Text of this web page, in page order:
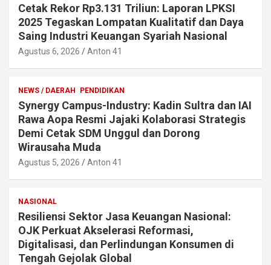
Cetak Rekor Rp3.131 Triliun: Laporan LPKSI
2025 Tegaskan Lompatan Kualitatif dan Daya
Saing Industri Keuangan Syariah Nasional
Agustus 6, 2026 Anton 41
NEWS / DAERAH PENDIDIKAN
Synergy Campus-Industry: Kadin Sultra dan IAI
Rawa Aopa Resmi Jajaki Kolaborasi Strategis
Demi Cetak SDM Unggul dan Dorong
Wirausaha Muda
Agustus 5, 2026 Anton 41
NASIONAL
Resiliensi Sektor Jasa Keuangan Nasional:
OJK Perkuat Akselerasi Reformasi,
Digitalisasi, dan Perlindungan Konsumen di
Tengah Gejolak Global